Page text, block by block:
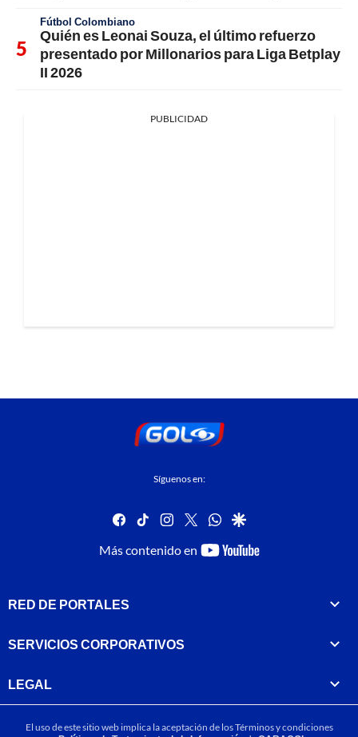
Fútbol Colombiano
Quién es Leonai Souza, el último refuerzo
presentado por Millonarios para Liga Betplay
II 2026
PUBLICIDAD
Síguenos en:
facebook
tiktok instagram
twitterwhatsapp
google
Más contenido en
youtube-
RED DE PORTALES
SERVICIOS CORPORATIVOS
LEGAL
El uso de este sitio web implica la aceptación de losTérminos y condiciones